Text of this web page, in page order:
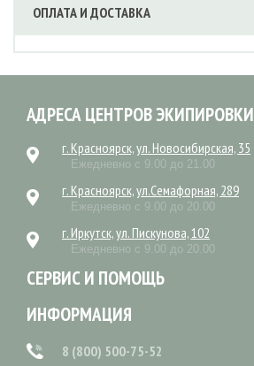
ОПЛАТА И ДОСТАВКА
АДРЕСА ЦЕНТРОВ ЭКИПИРОВКИ
г. Красноярск, ул. Новосибирская, 35
Ежедневно с 9.00 до 21.00
г. Красноярск, ул.Семафорная, 289
Ежедневно с 9.00 до 20.00
г. Иркутск, ул. Пискунова, 102
Ежедневно с 9.00 до 20.00
СЕРВИС И ПОМОЩЬ
ИНФОРМАЦИЯ
8 (800) 500-75-52